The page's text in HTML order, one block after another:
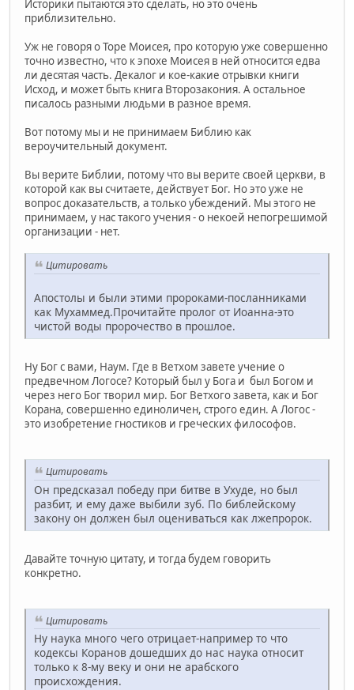
Историки пытаются это сделать, но это очень
приблизительно.
Уж не говоря о Торе Моисея, про которую уже совершенно
точно известно, что к эпохе Моисея в ней относится едва
ли десятая часть. Декалог и кое-какие отрывки книги
Исход, и может быть книга Второзакония. А остальное
писалось разными людьми в разное время.
Вот потому мы и не принимаем Библию как
вероучительный документ.
Вы верите Библии, потому что вы верите своей церкви, в
которой как вы считаете, действует Бог. Но это уже не
вопрос доказательств, а только убеждений. Мы этого не
принимаем, у нас такого учения - о некоей непогрешимой
организации - нет.
Цитировать
Апостолы и были этими пророками-посланниками
как Мухаммед.Прочитайте пролог от Иоанна-это
чистой воды пророчество в прошлое.
Ну Бог с вами, Наум. Где в Ветхом завете учение о
предвечном Логосе? Который был у Бога и был Богом и
через него Бог творил мир. Бог Ветхого завета, как и Бог
Корана, совершенно единоличен, строго един. А Логос -
это изобретение гностиков и греческих философов.
Цитировать
Он предсказал победу при битве в Ухуде, но был
разбит, и ему даже выбили зуб. По библейскому
закону он должен был оцениваться как лжепророк.
Давайте точную цитату, и тогда будем говорить
конкретно.
Цитировать
Ну наука много чего отрицает-например то что
кодексы Коранов дошедших до нас наука относит
только к 8-му веку и они не арабского
происхождения.